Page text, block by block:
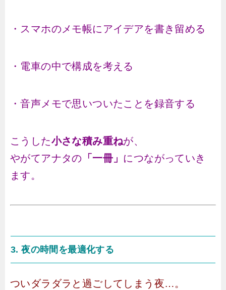
・スマホのメモ帳にアイデアを書き留める
・電車の中で構成を考える
・音声メモで思いついたことを録音する
こうした小さな積み重ねが、
やがてアナタの 「一冊」 につながっていき
ます。
3. 夜の時間を最適化する
ついダラダラと過ごしてしまう夜…。